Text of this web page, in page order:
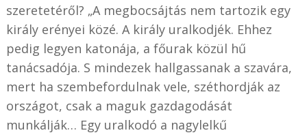
szeretetéről? „A megbocsájtás nem tartozik egy
király erényei közé. A király uralkodjék. Ehhez
pedig legyen katonája, a főurak közül hű
tanácsadója. S mindezek hallgassanak a szavára,
mert ha szembefordulnak vele, széthordják az
országot, csak a maguk gazdagodását
munkálják… Egy uralkodó a nagylelkű